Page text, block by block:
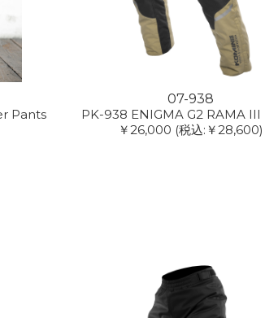
Pants
07-938
PK-938 ENIGMA G2 RAMA III
￥26,000 (税込:￥28,600)